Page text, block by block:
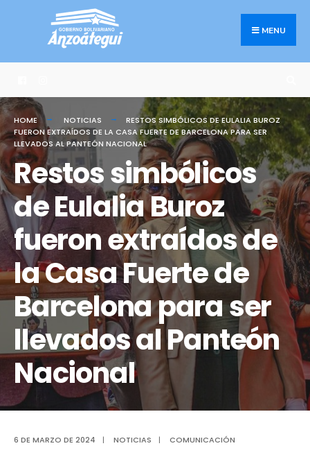
MENU
HOME NOTICIAS
RESTOS SIMBÓLICOS DE EULALIA BUROZ
FUERON EXTRAÍDOS DE LA CASA FUERTE DE BARCELONA PARA SER
LLEVADOS AL PANTEÓN NACIONAL
Restos simbólicos
de Eulalia Buroz
fueron extraídos de
la Casa Fuerte de
Barcelona para ser
llevados al Panteón
Nacional
6 DE MARZO DE 2024 | NOTICIAS | COMUNICACIÓN
Search